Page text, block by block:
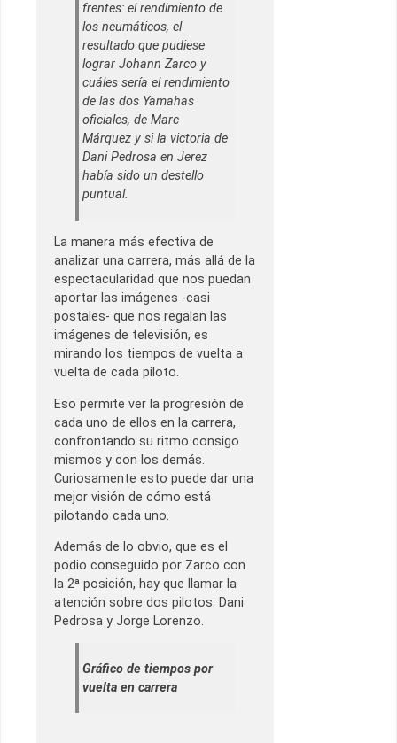
frentes: el rendimiento de
los neumáticos, el
resultado que pudiese
lograr Johann Zarco y
cuáles sería el rendimiento
de las dos Yamahas
oficiales, de Marc
Márquez y si la victoria de
Dani Pedrosa en Jerez
había sido un destello
puntual.
La manera más efectiva de
analizar una carrera, más allá de la
espectacularidad que nos puedan
aportar las imágenes -casi
postales- que nos regalan las
imágenes de televisión, es
mirando los tiempos de vuelta a
vuelta de cada piloto.
Eso permite ver la progresión de
cada uno de ellos en la carrera,
confrontando su ritmo consigo
mismos y con los demás.
Curiosamente esto puede dar una
mejor visión de cómo está
pilotando cada uno.
Además de lo obvio, que es el
podio conseguido por Zarco con
la 2ª posición, hay que llamar la
atención sobre dos pilotos: Dani
Pedrosa y Jorge Lorenzo.
Gráfico de tiempos por
vuelta en carrera